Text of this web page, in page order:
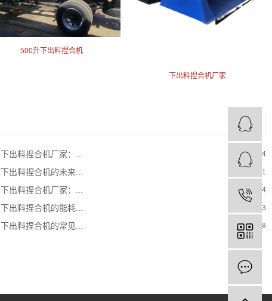
500升下出料捏合机
下出料捏合机厂家
下出料捏合机厂家：... 2026-01-04
下出料捏合机的未来... 2025-08-01
下出料捏合机厂家：... 2025-12-04
下出料捏合机的能耗... 2025-07-03
下出料捏合机的常见... 2025-08-18